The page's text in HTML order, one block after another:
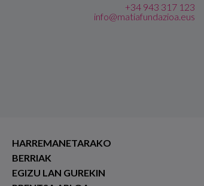
+34 943 317 123
info@matiafundazioa.eus
HARREMANETARAKO
BERRIAK
EGIZU LAN GUREKIN